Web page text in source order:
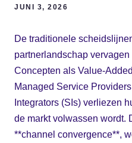
JUNI 3, 2026
De traditionele
partnerlandschap
Concepten als Value-
Managed Service
Integrators (SIs) verliezen
de markt volwassen wordt.
**channel convergence**,